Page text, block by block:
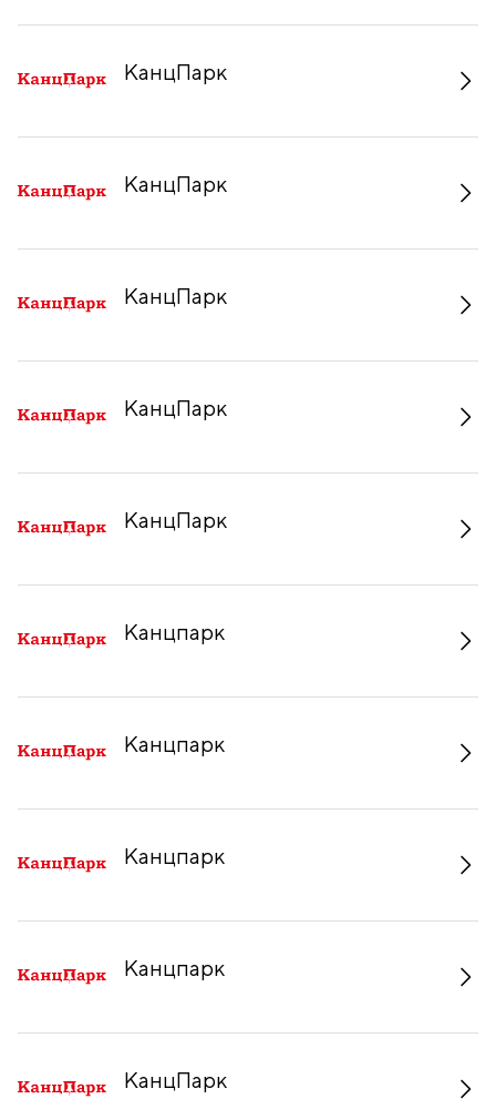
КанцПарк
КанцПарк
КанцПарк
КанцПарк
КанцПарк
Канцпарк
Канцпарк
Канцпарк
Канцпарк
КанцПарк